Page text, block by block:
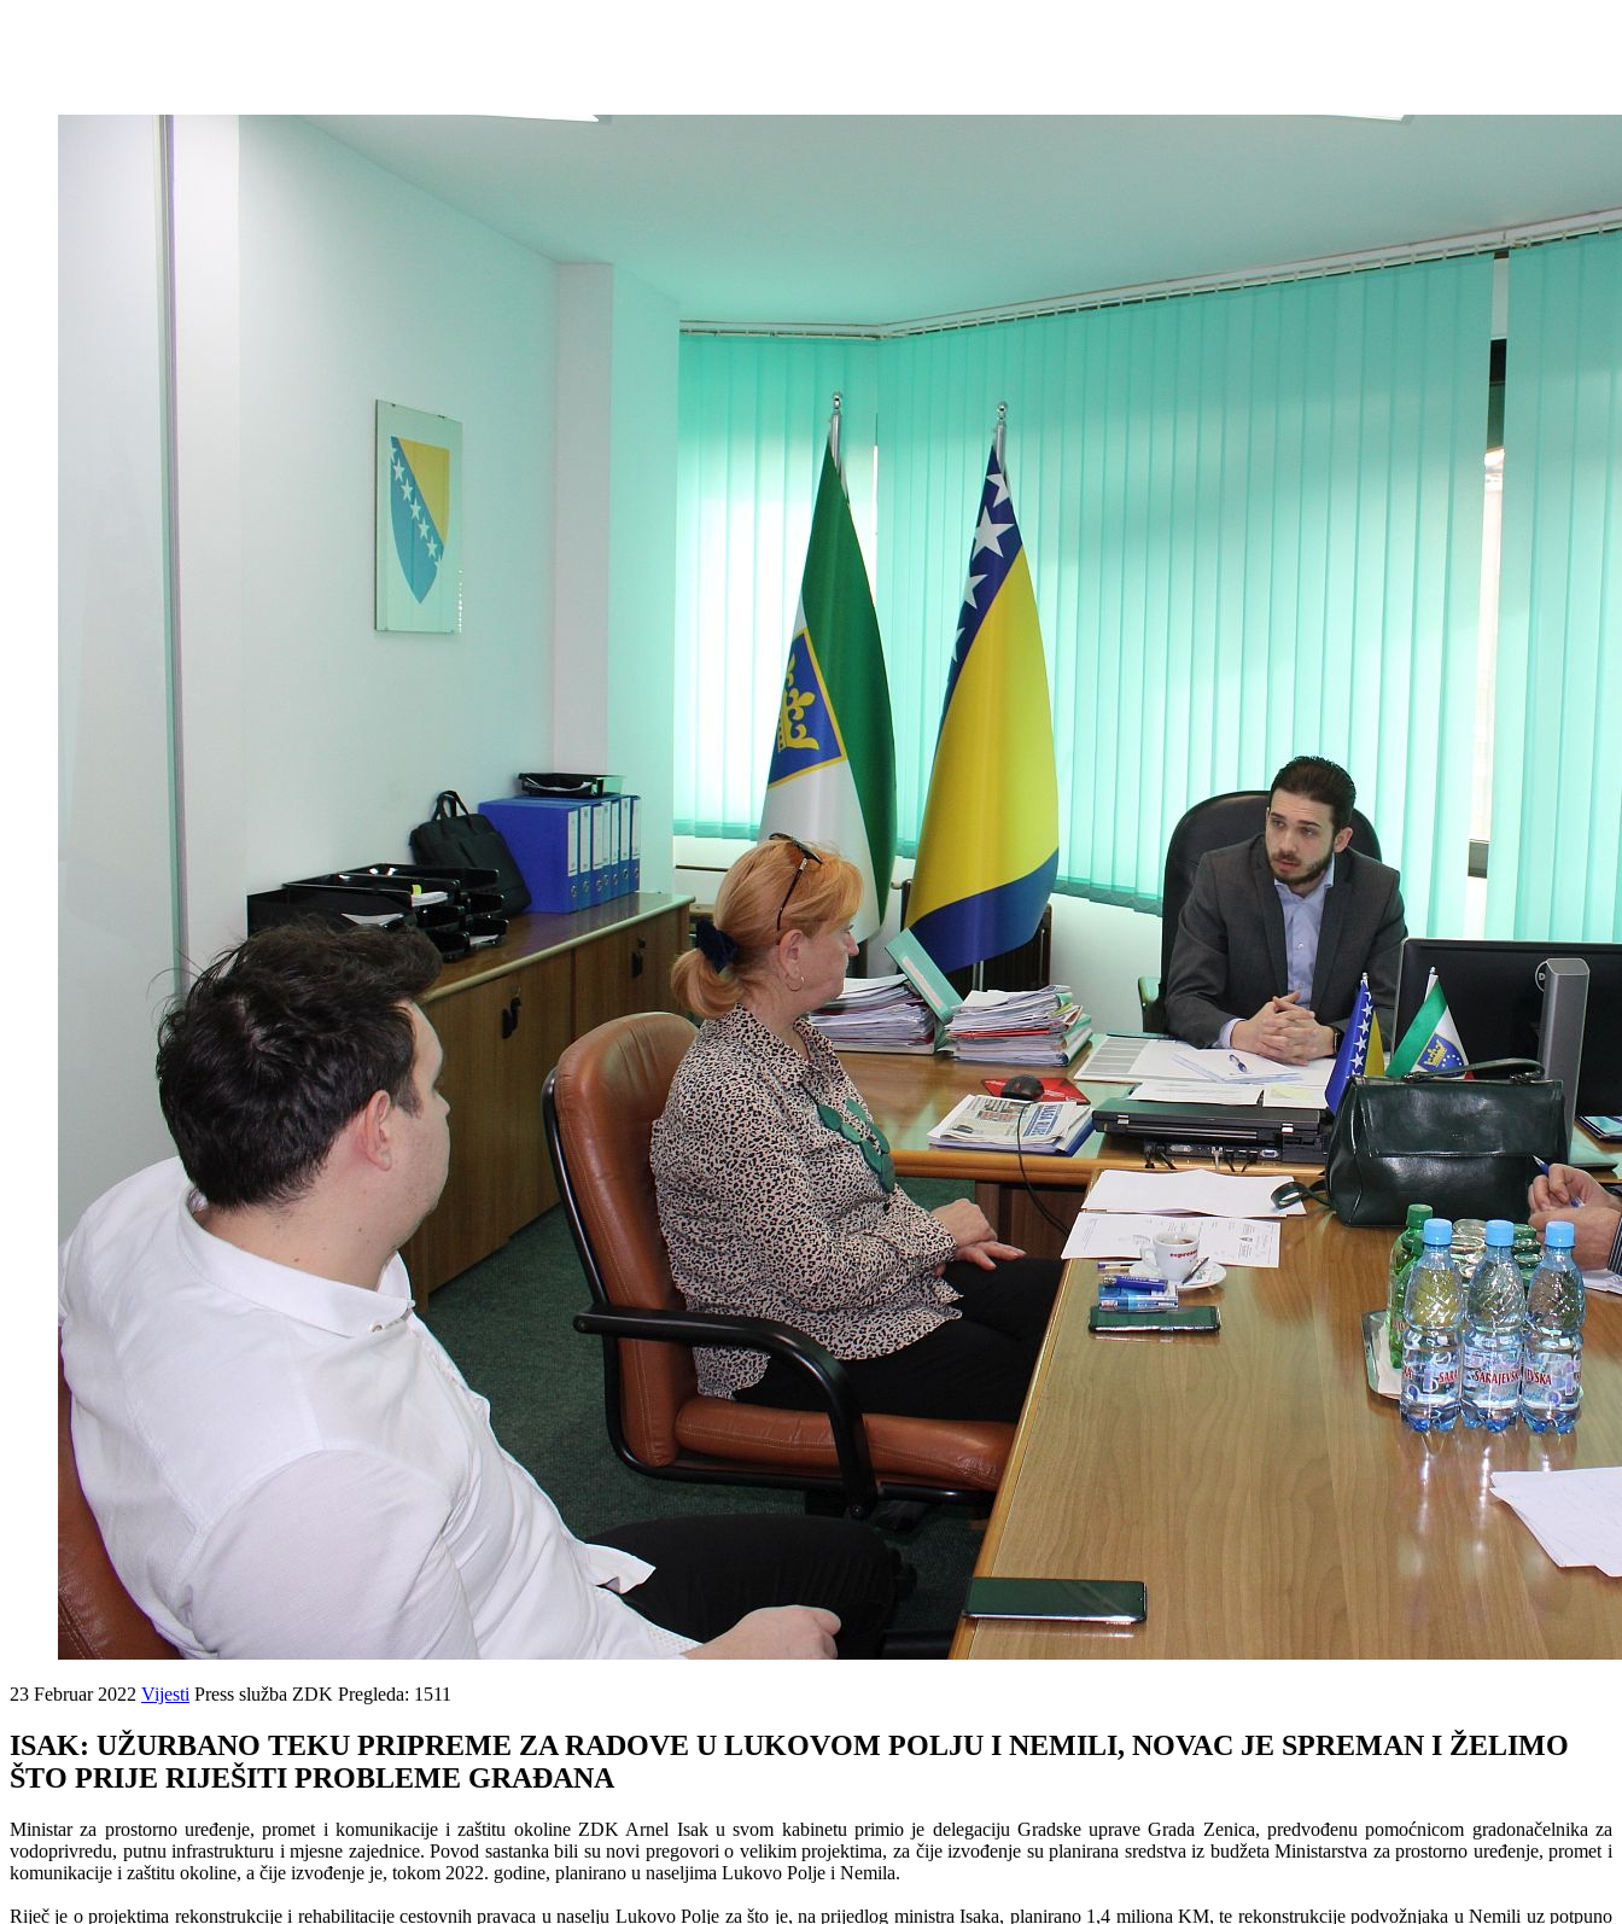
23 Februar 2022 Vijesti Press služba ZDK Pregleda: 1511
ISAK: UŽURBANO TEKU PRIPREME ZA RADOVE U LUKOVOM POLJU I NEMILI, NOVAC JE SPREMAN I ŽELIMO
ŠTO PRIJE RIJEŠITI PROBLEME GRAĐANA
Ministar za prostorno uređenje, promet i komunikacije i zaštitu okoline ZDK Arnel Isak u svom kabinetu primio je delegaciju Gradske uprave Grada Zenica, predvođenu pomoćnicom gradonačelnika za
vodoprivredu, putnu infrastrukturu i mjesne zajednice. Povod sastanka bili su novi pregovori o velikim projektima, za čije izvođenje su planirana sredstva iz budžeta Ministarstva za prostorno uređenje, promet i
komunikacije i zaštitu okoline, a čije izvođenje je, tokom 2022. godine, planirano u naseljima Lukovo Polje i Nemila.
Riječ je o projektima rekonstrukcije i rehabilitacije cestovnih pravaca u naselju Lukovo Polje za što je, na prijedlog ministra Isaka, planirano 1,4 miliona KM, te rekonstrukcije podvožnjaka u Nemili uz potpuno